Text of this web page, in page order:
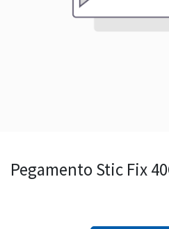
Pegamento Stic Fix